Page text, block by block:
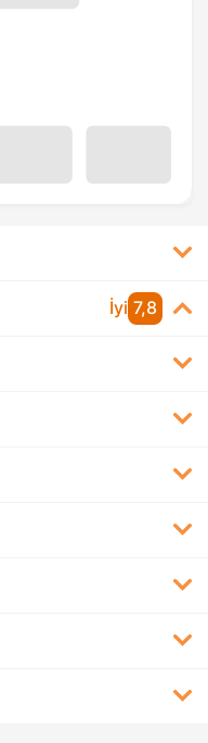
İyi 7,8